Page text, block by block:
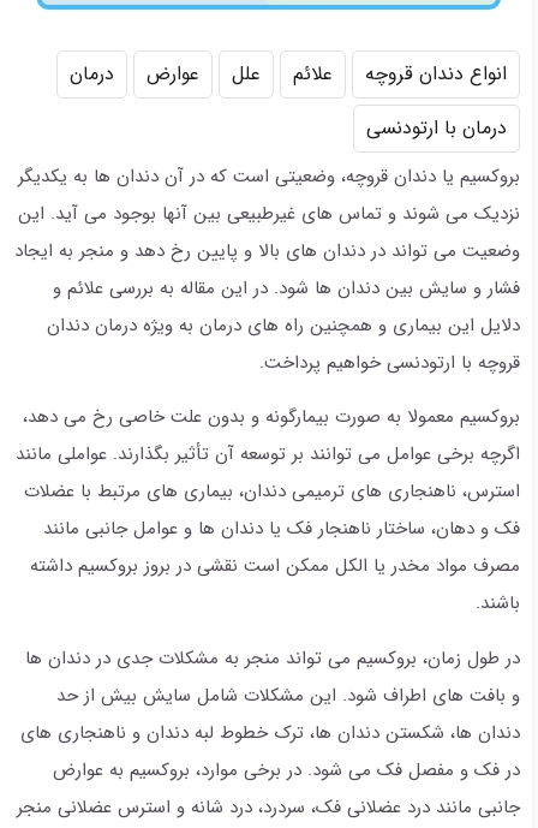
انواع دندان قروچه علائم علل عوارض
درمان
درمان با ارتودنسی
بروکسیم یا دندان قروچه، وضعیتی است که در آن دندان ها به یکدیگر
نزدیک می شوند و تماس های غیرطبیعی بین آنها بوجود می آید. این
وضعیت می تواند در دندان های بالا و پایین رخ دهد و منجر به ایجاد
فشار و سایش بین دندان ها شود. در این مقاله به بررسی علائم و
دلایل این بیماری و همچنین راه های درمان به ویژه درمان دندان
قروچه با ارتودنسی خواهیم پرداخت.
بروکسیم معمولا به صورت بیمارگونه و بدون علت خاصی رخ می دهد،
اگرچه برخی عوامل می توانند بر توسعه آن تأثیر بگذارند. عواملی مانند
استرس، ناهنجاری های ترمیمی دندان، بیماری های مرتبط با عضلات
فک و دهان، ساختار ناهنجار فک یا دندان ها و عوامل جانبی مانند
مصرف مواد مخدر یا الکل ممکن است نقشی در بروز بروکسیم داشته
باشند.
در طول زمان، بروکسیم می تواند منجر به مشکلات جدی در دندان ها
و بافت های اطراف شود. این مشکلات شامل سایش بیش از حد
دندان ها، شکستن دندان ها، ترک خطوط لبه دندان و ناهنجاری های
در فک و مفصل فک می شود. در برخی موارد، بروکسیم به عوارض
جانبی مانند درد عضلانی فک، سردرد، درد شانه و استرس عضلانی منجر